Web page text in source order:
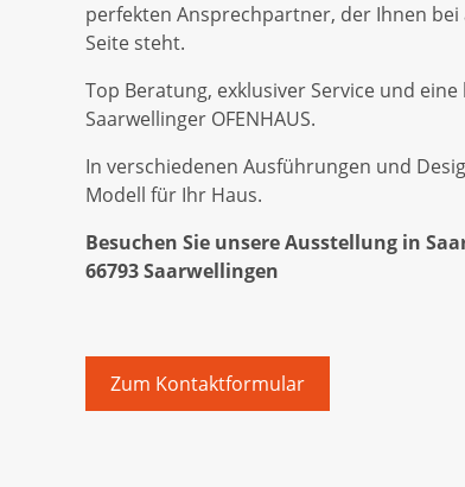
perfekten Ansprechpartner, der Ihnen
Seite steht.
Top Beratung, exklusiver Service und
Saarwellinger OFENHAUS.
In verschiedenen Ausführungen und
Modell für Ihr Haus.
Besuchen Sie unsere Ausstellung in
66793 Saarwellingen
Zum Kontaktformular